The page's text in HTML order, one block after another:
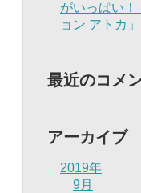
がいっぱい
ョン アトカ」
最近のコメ
アーカイブ
2019年
9月